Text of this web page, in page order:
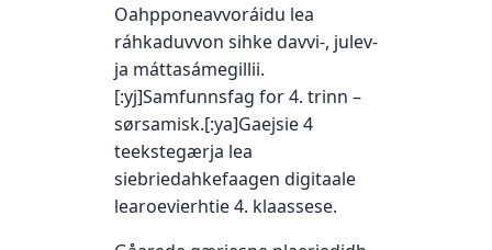
Oahpponeavvoráidu lea
ráhkaduvvon sihke davvi-, julev-
ja máttasámegillii.
[:yj]Samfunnsfag for 4. trinn –
sørsamisk.[:ya]Gaejsie 4
teekstegærja lea
siebriedahkefaagen digitaale
learoevierhtie 4. klaassese.